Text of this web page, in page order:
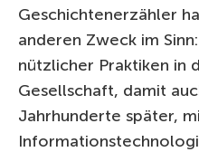
Geschichtenerzähler
anderen Zweck im
nützlicher Praktiken in
Gesellschaft, damit
Jahrhunderte später,